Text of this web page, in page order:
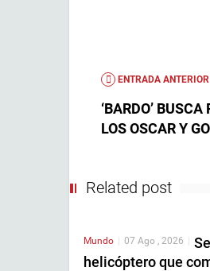
ENTRADA ANTERIOR
‘BARDO’
LOS OSCAR Y
Related post
Mundo | 07 Ago , 2026 |
helicóptero que